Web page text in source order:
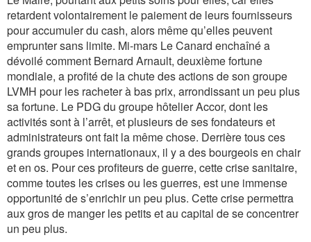
retardent volontairement le paiement de leurs fournisseurs
pour accumuler du cash, alors même qu’elles peuvent
emprunter sans limite. Mi-mars Le Canard enchaîné a
dévoilé comment Bernard Arnault, deuxième fortune
mondiale, a profité de la chute des actions de son groupe
LVMH pour les racheter à bas prix, arrondissant un peu plus
sa fortune. Le PDG du groupe hôtelier Accor, dont les
activités sont à l’arrêt, et plusieurs de ses fondateurs et
administrateurs ont fait la même chose. Derrière tous ces
grands groupes internationaux, il y a des bourgeois en chair
et en os. Pour ces profiteurs de guerre, cette crise sanitaire,
comme toutes les crises ou les guerres, est une immense
opportunité de s’enrichir un peu plus. Cette crise permettra
aux gros de manger les petits et au capital de se concentrer
un peu plus.